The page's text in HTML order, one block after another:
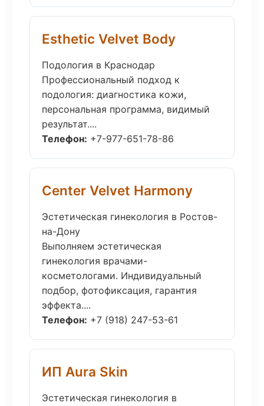
Esthetic Velvet Body
Подология в Краснодар
Профессиональный подход к
подология: диагностика кожи,
персональная программа, видимый
результат....
Телефон: +7-977-651-78-86
Center Velvet Harmony
Эстетическая гинекология в Ростов-
на-Дону
Выполняем эстетическая
гинекология врачами-
косметологами. Индивидуальный
подбор, фотофиксация, гарантия
эффекта....
Телефон: +7 (918) 247-53-61
ИП Aura Skin
Эстетическая гинекология в